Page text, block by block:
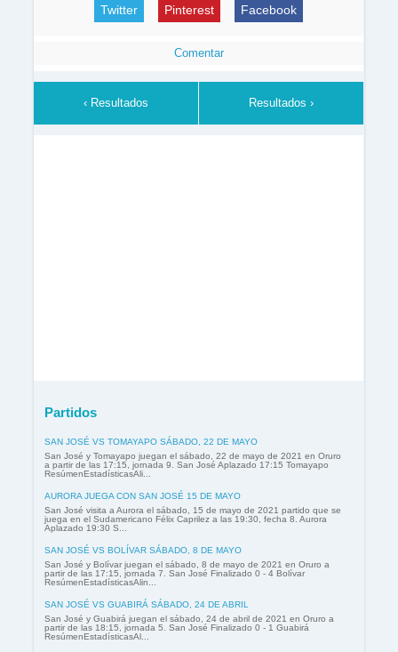
Twitter Pinterest Facebook
Comentar
‹ Resultados Resultados ›
Partidos
SAN JOSÉ VS TOMAYAPO SÁBADO, 22 DE MAYO
San José y Tomayapo juegan el sábado, 22 de mayo de 2021 en Oruro
a partir de las 17:15, jornada 9. San José Aplazado 17:15 Tomayapo
ResúmenEstadísticasAli...
AURORA JUEGA CON SAN JOSÉ 15 DE MAYO
San José visita a Aurora el sábado, 15 de mayo de 2021 partido que se
juega en el Sudamericano Félix Caprilez a las 19:30, fecha 8. Aurora
Aplazado 19:30 S...
SAN JOSÉ VS BOLÍVAR SÁBADO, 8 DE MAYO
San José y Bolívar juegan el sábado, 8 de mayo de 2021 en Oruro a
partir de las 17:15, jornada 7. San José Finalizado 0 - 4 Bolívar
ResúmenEstadísticasAlin...
SAN JOSÉ VS GUABIRÁ SÁBADO, 24 DE ABRIL
San José y Guabirá juegan el sábado, 24 de abril de 2021 en Oruro a
partir de las 18:15, jornada 5. San José Finalizado 0 - 1 Guabirá
ResúmenEstadísticasAl...